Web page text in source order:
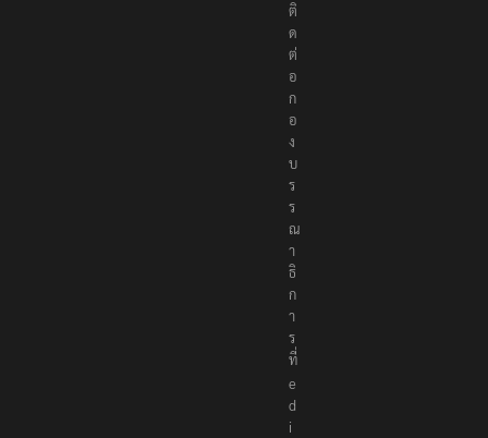
ติ
ด
ต่
อ
ก
อ
ง
บ
ร
ร
ณ
า
ธิ
ก
า
ร
ที่
e
d
i